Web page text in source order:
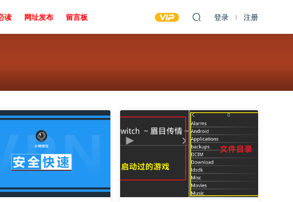
读 网址发布 留言板 登录 注册